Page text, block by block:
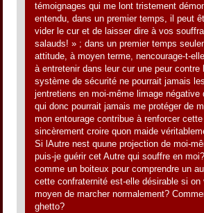
témoignages qui me lont tristement
entendu, dans un premier temps, il peut
vider le cur et de laisser dire à vos
salauds! » ; dans un premier temps
attitude, à moyen terme, nencourage-t-
à entretenir dans leur cur une peur
système de sécurité ne pourrait jamais
jentretiens en moi-même limage négative
qui donc pourrait jamais me protéger de
mon entourage contribue à renforcer
sincèrement croire quon maide
Si lAutre nest quune projection de moi-
puis-je guérir cet Autre qui souffre en
comme un boiteux pour comprendre un
cette confraternité est-elle désirable si on
moyen de marcher normalement?
ghetto?